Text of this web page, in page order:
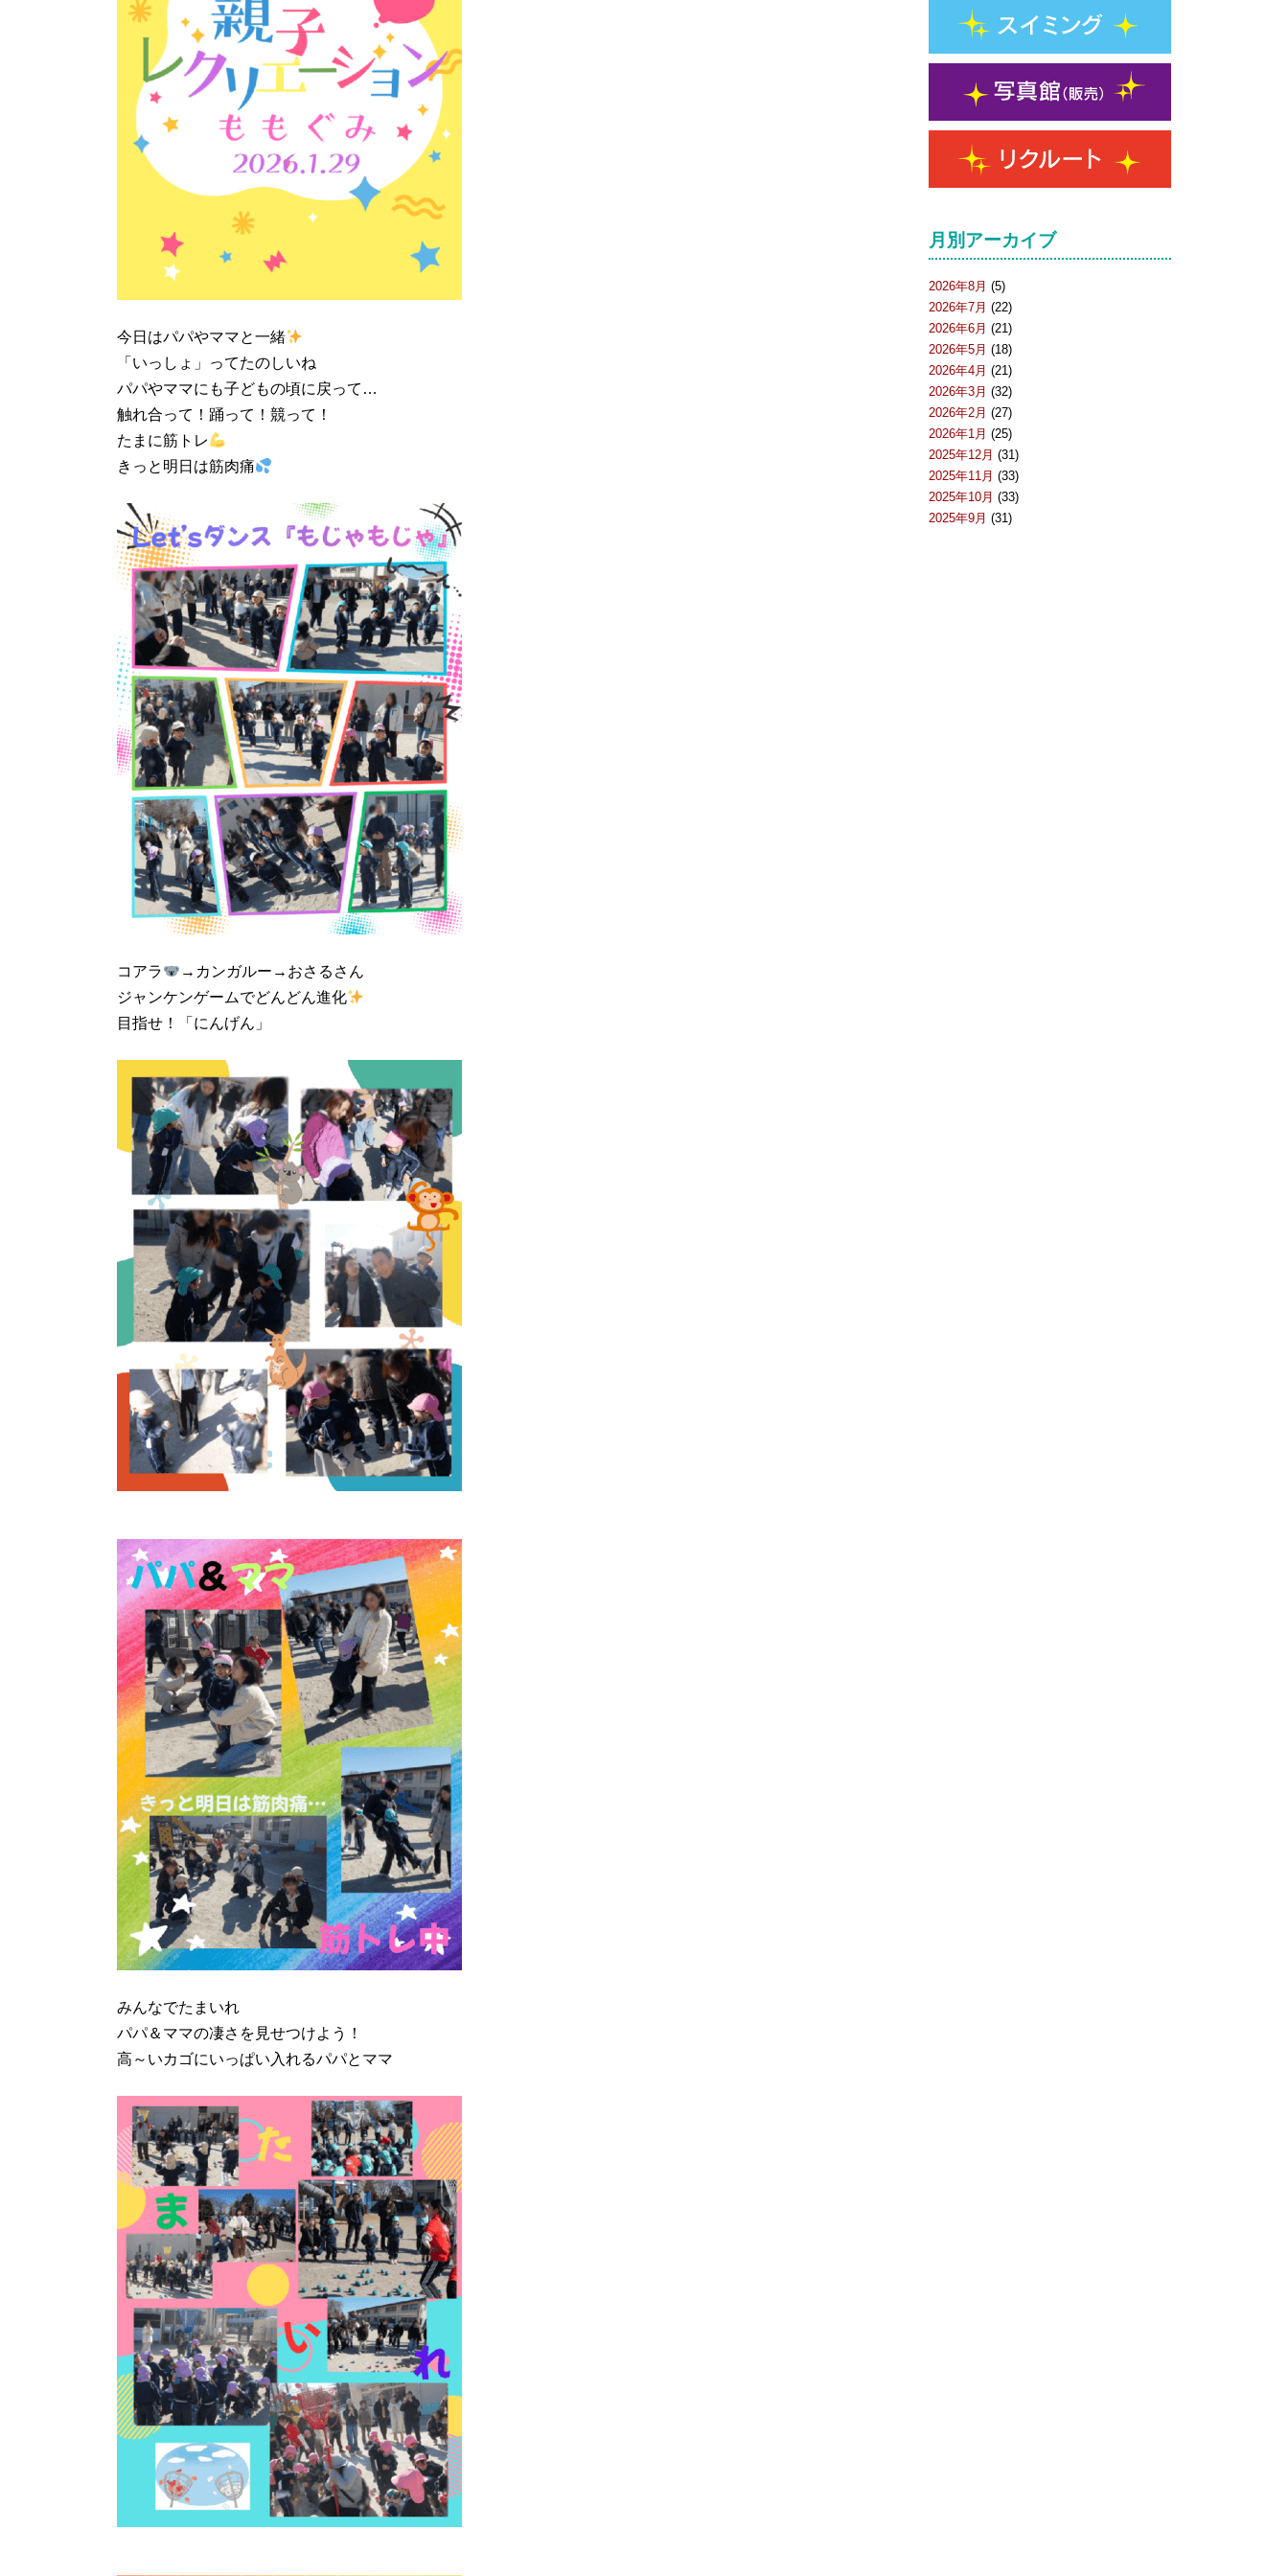
今日はパパやママと一緒
「いっしょ」ってたのしいね
パパやママにも子どもの頃に戻って…
触れ合って！踊って！競って！
たまに筋トレ
きっと明日は筋肉痛
コアラ
→カンガルー→おさるさん
ジャンケンゲームでどんどん進化
目指せ！「にんげん」
みんなでたまいれ
パパ＆ママの凄さを見せつけよう！
高～いカゴにいっぱい入れるパパとママ
月別アーカイブ
2026年8月 (5)
2026年7月 (22)
2026年6月 (21)
2026年5月 (18)
2026年4月 (21)
2026年3月 (32)
2026年2月 (27)
2026年1月 (25)
2025年12月 (31)
2025年11月 (33)
2025年10月 (33)
2025年9月 (31)